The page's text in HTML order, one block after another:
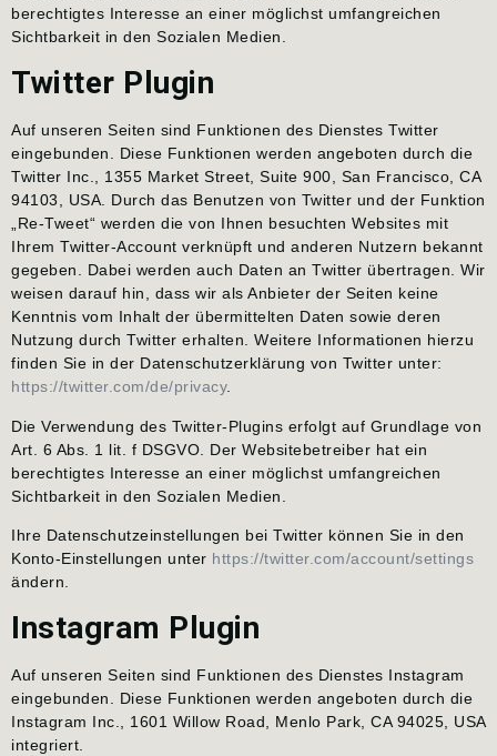
berechtigtes Interesse an einer möglichst umfangreichen
Sichtbarkeit in den Sozialen Medien.
Twitter Plugin
Auf unseren Seiten sind Funktionen des Dienstes Twitter
eingebunden. Diese Funktionen werden angeboten durch die
Twitter Inc., 1355 Market Street, Suite 900, San Francisco, CA
94103, USA. Durch das Benutzen von Twitter und der Funktion
„Re-Tweet“ werden die von Ihnen besuchten Websites mit
Ihrem Twitter-Account verknüpft und anderen Nutzern bekannt
gegeben. Dabei werden auch Daten an Twitter übertragen. Wir
weisen darauf hin, dass wir als Anbieter der Seiten keine
Kenntnis vom Inhalt der übermittelten Daten sowie deren
Nutzung durch Twitter erhalten. Weitere Informationen hierzu
finden Sie in der Datenschutzerklärung von Twitter unter:
https://twitter.com/de/privacy.
Die Verwendung des Twitter-Plugins erfolgt auf Grundlage von
Art. 6 Abs. 1 lit. f DSGVO. Der Websitebetreiber hat ein
berechtigtes Interesse an einer möglichst umfangreichen
Sichtbarkeit in den Sozialen Medien.
Ihre Datenschutzeinstellungen bei Twitter können Sie in den
Konto-Einstellungen unter https://twitter.com/account/settings
ändern.
Instagram Plugin
Auf unseren Seiten sind Funktionen des Dienstes Instagram
eingebunden. Diese Funktionen werden angeboten durch die
Instagram Inc., 1601 Willow Road, Menlo Park, CA 94025, USA
integriert.